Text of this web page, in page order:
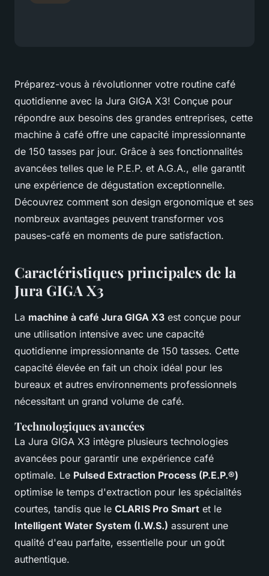
Préparez-vous à révolutionner votre routine café
quotidienne avec la Jura GIGA X3! Conçue pour
répondre aux besoins des grandes entreprises, cette
machine à café offre une capacité impressionnante
de 150 tasses par jour. Grâce à ses fonctionnalités
avancées telles que le P.E.P. et A.G.A., elle garantit
une expérience de dégustation exceptionnelle.
Découvrez comment son design ergonomique et ses
nombreux avantages peuvent transformer vos
pauses-café en moments de pure satisfaction.
Caractéristiques principales de la
Jura GIGA X3
La machine à café Jura GIGA X3 est conçue pour
une utilisation intensive avec une capacité
quotidienne impressionnante de 150 tasses. Cette
capacité élevée en fait un choix idéal pour les
bureaux et autres environnements professionnels
nécessitant un grand volume de café.
Technologiques avancées
La Jura GIGA X3 intègre plusieurs technologies
avancées pour garantir une expérience café
optimale. Le Pulsed Extraction Process (P.E.P.®)
optimise le temps d'extraction pour les spécialités
courtes, tandis que le CLARIS Pro Smart et le
Intelligent Water System (I.W.S.) assurent une
qualité d'eau parfaite, essentielle pour un goût
authentique.